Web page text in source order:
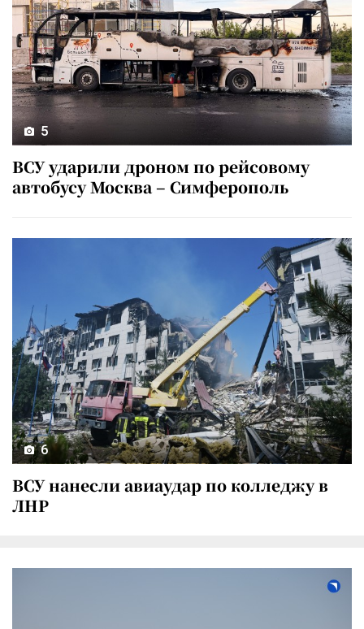
5
ВСУ ударили дроном по рейсовому
автобусу Москва – Симферополь
6
ВСУ нанесли авиаудар по колледжу в
ЛНР